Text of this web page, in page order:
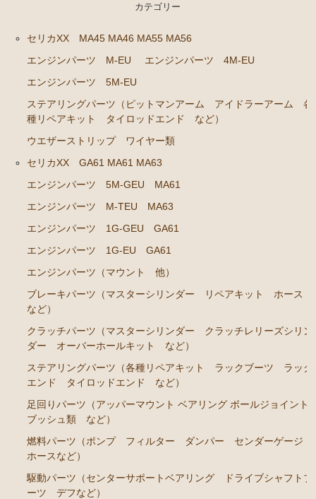
ブレーキパーツ（マスターシリンダー リペアキッ
ト ホース など）
クラッチパーツ（マスターシリンダー クラッチレリ
燃料パーツ（ポンプ フィルター ダンパー センダ
ーゲージなど）
スープラ JZA80
エンジンパーツ 2JZ-GTE JZA80
エンジンパーツ 2JZ-GE JZA80
エンジンパーツ 5M-GEU MZ11
エンジンパーツ 6M-GEU MZ12
エンジンパーツ M-TEU MZ10
エンジンパーツ 1G-GEU GZ10
エンジンパーツ 1G-EU GZ10
エンジンパーツ 共通（マウント イグニッションコ
イル センサー デスビローターキャップ 他）
ブレーキパーツ（マスターシリンダー リペアキッ
ト ホース など）
ーズシリンダー オーバーホールキット など）
カテゴリー
セリカXX MA45 MA46 MA55 MA56
エンジンパーツ M-EU
エンジンパーツ 4M-EU
エンジンパーツ 5M-EU
ステアリングパーツ（ピットマンアーム アイドラーアーム 各
種リペアキット タイロッドエンド など）
ウエザーストリップ ワイヤー類
セリカXX GA61 MA61 MA63
エンジンパーツ 5M-GEU MA61
エンジンパーツ M-TEU MA63
エンジンパーツ 1G-GEU GA61
エンジンパーツ 1G-EU GA61
エンジンパーツ（マウント 他）
ブレーキパーツ（マスターシリンダー リペアキット ホース
など）
クラッチパーツ（マスターシリンダー クラッチレリーズシリン
ダー オーバーホールキット など）
ステアリングパーツ（各種リペアキット ラックブーツ ラック
エンド タイロッドエンド など）
足回りパーツ（アッパーマウント ベアリング ボールジョイント
ブッシュ類 など）
燃料パーツ（ポンプ フィルター ダンパー センダーゲージ
ホースなど）
駆動パーツ（センターサポートベアリング ドライブシャフトブ
ーツ デフなど）